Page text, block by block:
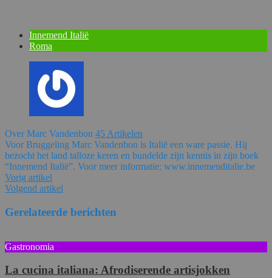
Innemend Italië
Roma
Over Marc Vandenbon 45 Artikelen
Voor Bruggeling Marc Vandenbon is Italië een ware passie. Hij
bezocht het land talloze keren en bundelde zijn kennis in zijn boek
“Innemend Italië”. Voor meer informatie: www.innemenditalie.be
Vorig artikel
Volgend artikel
Gerelateerde berichten
Gastronomia
La cucina italiana: Afrodiserende artisjokken